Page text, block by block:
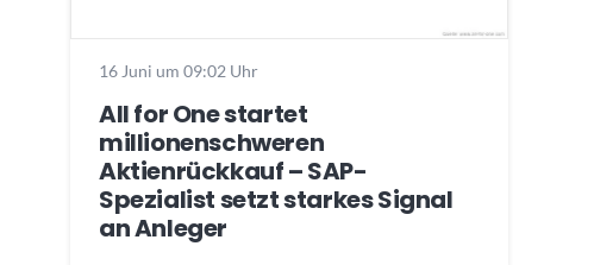
16 Juni um 09:02 Uhr
All for One startet
millionenschweren
Aktienrückkauf – SAP-
Spezialist setzt starkes Signal
an Anleger